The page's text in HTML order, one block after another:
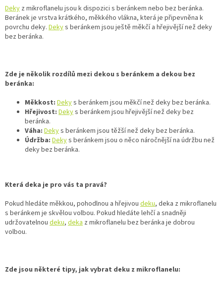
Deky z mikroflanelu jsou k dispozici s beránkem nebo bez beránka.
Beránek je vrstva krátkého, měkkého vlákna, která je připevněna k
povrchu deky. Dekys beránkem jsou ještě měkčí a hřejivější než deky
bez beránka.
Zde je několik rozdílů mezi dekou s beránkem a dekou bez
beránka:
Měkkost: Dekys beránkem jsou měkčí než deky bez beránka.
Hřejivost: Dekys beránkem jsou hřejivější než deky bez
beránka.
Váha: Dekys beránkem jsou těžší než deky bez beránka.
Údržba: Dekys beránkem jsou o něco náročnější na údržbu než
deky bez beránka.
Která deka je pro vás ta pravá?
Pokud hledáte měkkou, pohodlnou a hřejivou deku, deka z mikroflanelu
s beránkem je skvělou volbou. Pokud hledáte lehčí a snadněji
udržovatelnou deku, deka z mikroflanelu bez beránka je dobrou
volbou.
Zde jsou některé tipy, jak vybrat deku z mikroflanelu: